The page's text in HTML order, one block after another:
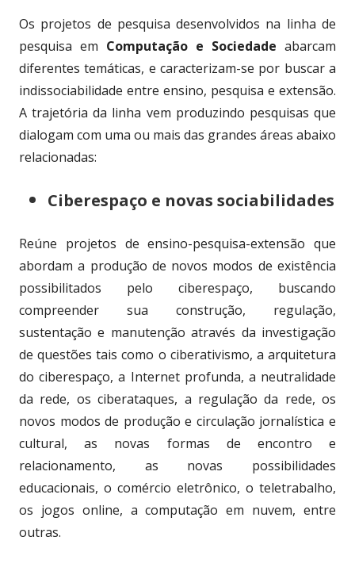
Os projetos de pesquisa desenvolvidos na linha de
pesquisa em Computação e Sociedade abarcam
diferentes temáticas, e caracterizam-se por buscar a
indissociabilidade entre ensino, pesquisa e extensão.
A trajetória da linha vem produzindo pesquisas que
dialogam com uma ou mais das grandes áreas abaixo
relacionadas:
Ciberespaço e novas sociabilidades
Reúne projetos de ensino-pesquisa-extensão que
abordam a produção de novos modos de existência
possibilitados pelo ciberespaço, buscando
compreender sua construção, regulação,
sustentação e manutenção através da investigação
de questões tais como o ciberativismo, a arquitetura
do ciberespaço, a Internet profunda, a neutralidade
da rede, os ciberataques, a regulação da rede, os
novos modos de produção e circulação jornalística e
cultural, as novas formas de encontro e
relacionamento, as novas possibilidades
educacionais, o comércio eletrônico, o teletrabalho,
os jogos online, a computação em nuvem, entre
outras.